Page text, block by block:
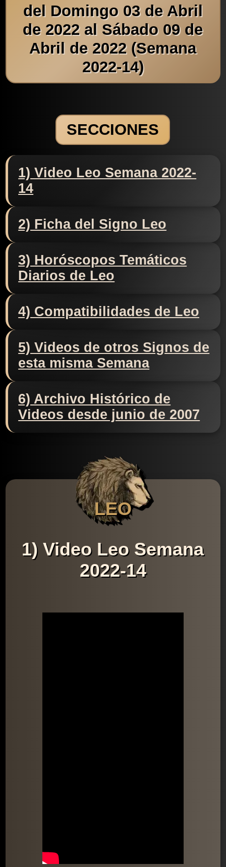
del Domingo 03 de Abril
de 2022 al Sábado 09 de
Abril de 2022 (Semana
2022-14)
SECCIONES
1) Video Leo Semana 2022-
14
2) Ficha del Signo Leo
3) Horóscopos Temáticos
Diarios de Leo
4) Compatibilidades de Leo
5) Videos de otros Signos de
esta misma Semana
6) Archivo Histórico de
Videos desde junio de 2007
LEO
1) Video Leo Semana
2022-14